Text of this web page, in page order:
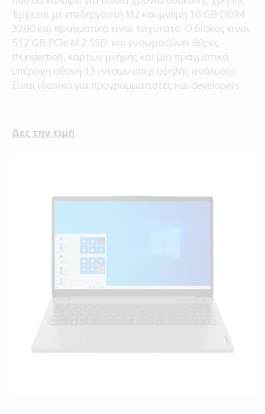
Έρχεται με επεξεργαστή Μ2 και μνήμη 16 GB DDR4
3200 και πραγματικά ειναι ταχύτατο. Ο δίσκος ειναι
512 GB PCIe M.2 SSD και ενσωματώνει θύρες
thunderbolt, καρτων μνήμης και μια πραγματικά
υπέροχη οθονη 13 ιντσων υπερ υψηλής ανάλυσης.
Ειναι ιδανικό για προγραμματιστές και developers.
Δες την τιμή